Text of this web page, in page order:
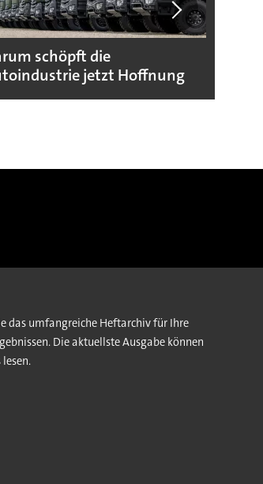
schöpft die
jetzt Hoffnung
das umfangreiche Heftarchiv für Ihre
Die aktuellste Ausgabe können